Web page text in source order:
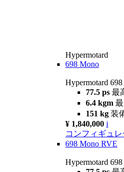
Hypermotard
698 Mono
Hypermotard
77.5 ps 最
6.4 kgm
151 kg 装
¥ 1,840,000 i
コンフィギュ
698 Mono RVE
Hypermotard